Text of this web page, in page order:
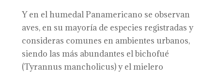
Y en el humedal Panamericano se observan
aves, en su mayoría de especies registradas y
consideras comunes en ambientes urbanos,
siendo las más abundantes el bichofué
(Tyrannus mancholicus) y el mielero